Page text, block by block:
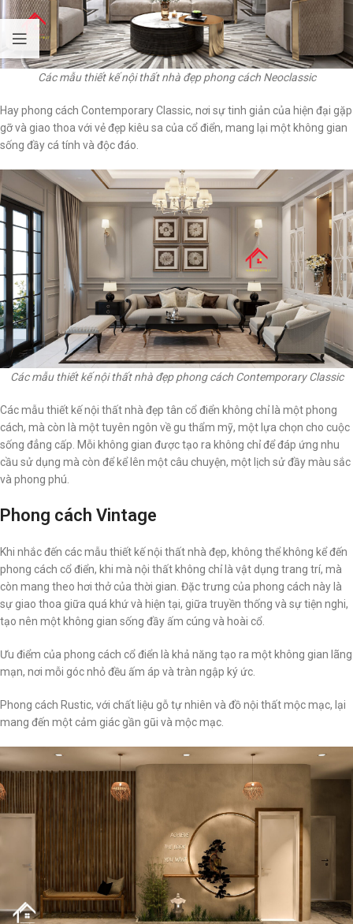
Các mẫu thiết kế nội thất nhà đẹp phong cách Neoclassic
Hay phong cách Contemporary Classic, nơi sự tinh giản của hiện đại gặp
gỡ và giao thoa với vẻ đẹp kiêu sa của cổ điển, mang lại một không gian
sống đầy cá tính và độc đáo.
Các mẫu thiết kế nội thất nhà đẹp phong cách Contemporary Classic
Các mẫu thiết kế nội thất nhà đẹp tân cổ điển không chỉ là một phong
cách, mà còn là một tuyên ngôn về gu thẩm mỹ, một lựa chọn cho cuộc
sống đẳng cấp. Mỗi không gian được tạo ra không chỉ để đáp ứng nhu
cầu sử dụng mà còn để kể lên một câu chuyện, một lịch sử đầy màu sắc
và phong phú.
Phong cách Vintage
Khi nhắc đến các mẫu thiết kế nội thất nhà đẹp, không thể không kể đến
phong cách cổ điển, khi mà nội thất không chỉ là vật dụng trang trí, mà
còn mang theo hơi thở của thời gian. Đặc trưng của phong cách này là
sự giao thoa giữa quá khứ và hiện tại, giữa truyền thống và sự tiện nghi,
tạo nên một không gian sống đầy ấm cúng và hoài cổ.
Ưu điểm của phong cách cổ điển là khả năng tạo ra một không gian lãng
mạn, nơi mỗi góc nhỏ đều ấm áp và tràn ngập ký ức.
Phong cách Rustic, với chất liệu gỗ tự nhiên và đồ nội thất mộc mạc, lại
mang đến một cảm giác gần gũi và mộc mạc.